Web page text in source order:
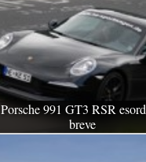
Porsche 991 GT3 RSR
breve